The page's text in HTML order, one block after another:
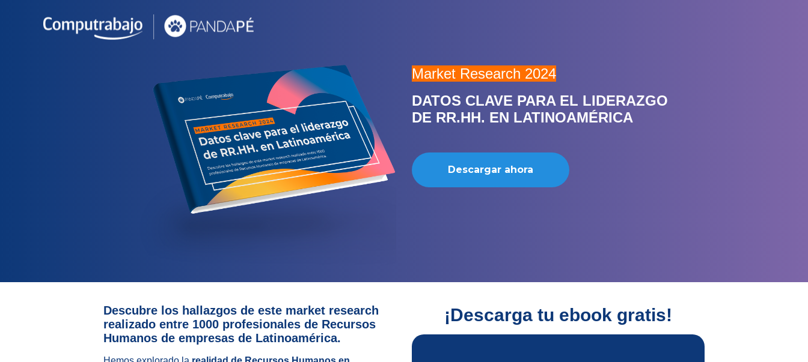
Market Research 2024
DATOS CLAVE PARA EL LIDERAZGO
DE RR.HH. EN LATINOAMÉRICA
Descargar ahora
Descubre los hallazgos de este market research
realizado entre 1000 profesionales de Recursos
Humanos de empresas de Latinoamérica.
¡Descarga tu ebook gratis!